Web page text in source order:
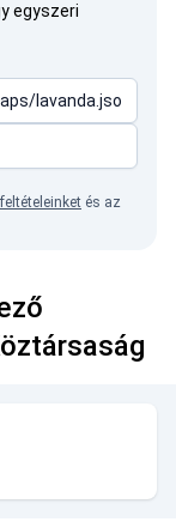
egyszeri
és az